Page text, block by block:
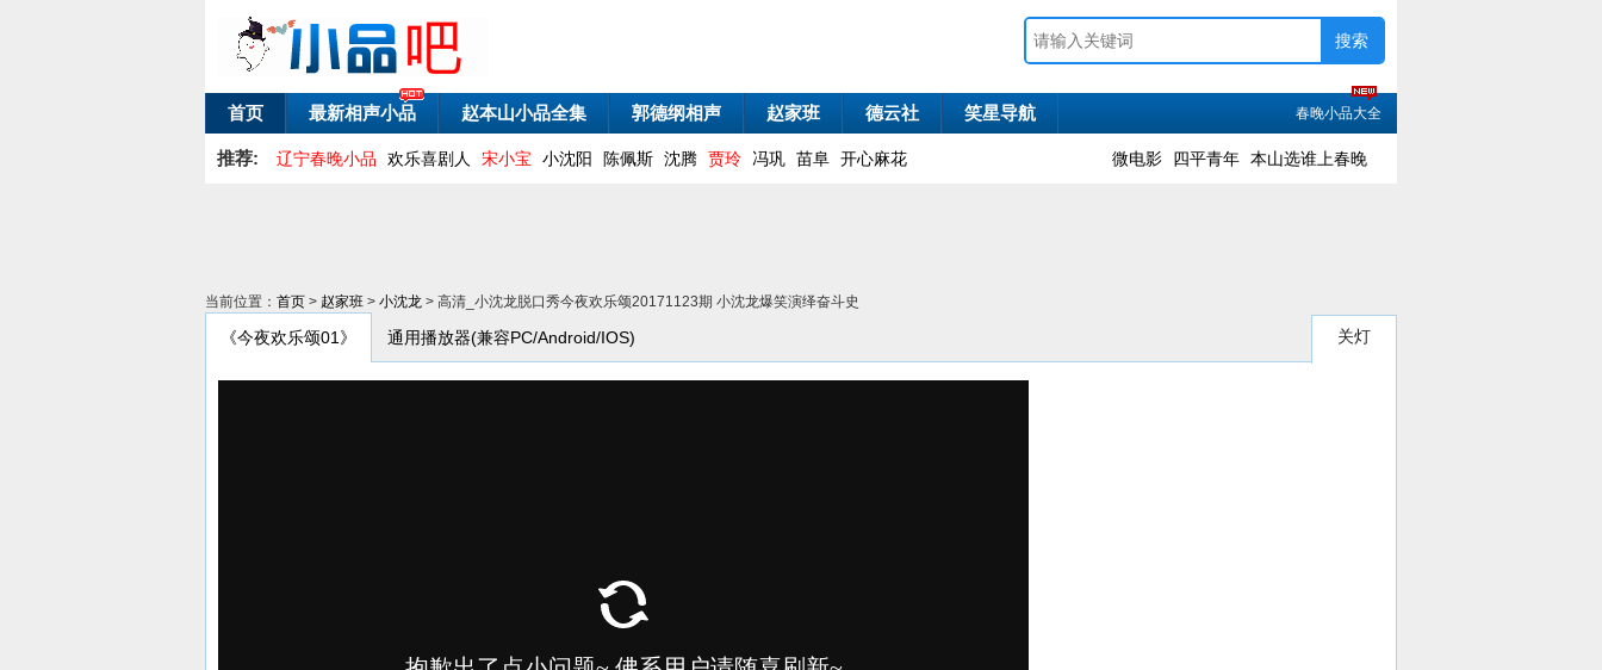
首页 最新相声小品 赵本山小品全集 郭德纲相声 赵家班 德云社 笑星导航 春晚小品大全
推荐: 辽宁春晚小品 欢乐喜剧人 宋小宝 小沈阳 陈佩斯 沈腾 贾玲 冯巩 苗阜 开心麻花 微电影 四平青年 本山选谁上春晚
当前位置： 首页 > 赵家班 > 小沈龙 > 高清_小沈龙脱口秀今夜欢乐颂20171123期 小沈龙爆笑演绎奋斗史
《今夜欢乐颂01》 通用播放器(兼容PC/Android/IOS) 关灯